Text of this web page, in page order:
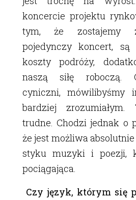
koncercie projektu
tym, że zostajemy
pojedynczy koncert, są
koszty podróży,
naszą siłę roboczą.
cyniczni, mówilibyśmy
bardziej
trudne. Chodzi jednak o
że jest możliwa
styku muzyki i poezji,
pociągająca.
Czy język, którym się